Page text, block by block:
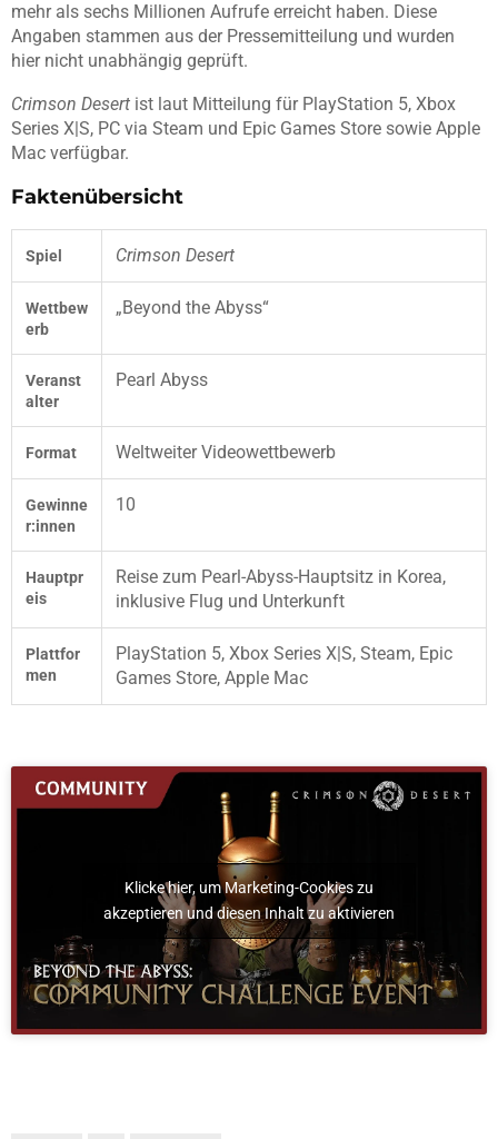
mehr als sechs Millionen Aufrufe erreicht haben. Diese
Angaben stammen aus der Pressemitteilung und wurden
hier nicht unabhängig geprüft.
Crimson Desert ist laut Mitteilung für PlayStation 5, Xbox
Series X|S, PC via Steam und Epic Games Store sowie Apple
Mac verfügbar.
Faktenübersicht
Spiel Crimson Desert
Wettbew
erb
„Beyond the Abyss“
Veranst
alter
Pearl Abyss
Format Weltweiter Videowettbewerb
Gewinne
r:innen
10
Hauptpr
eis
Reise zum Pearl-Abyss-Hauptsitz in Korea,
inklusive Flug und Unterkunft
Plattfor
men
PlayStation 5, Xbox Series X|S, Steam, Epic
Games Store, Apple Mac
Klicke hier, um Marketing-Cookies zu
akzeptieren und diesen Inhalt zu aktivieren